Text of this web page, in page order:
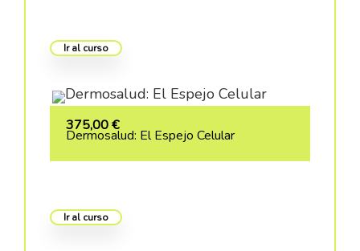
Ir al curso
375,00€
Dermosalud: El Espejo Celular
Ir al curso